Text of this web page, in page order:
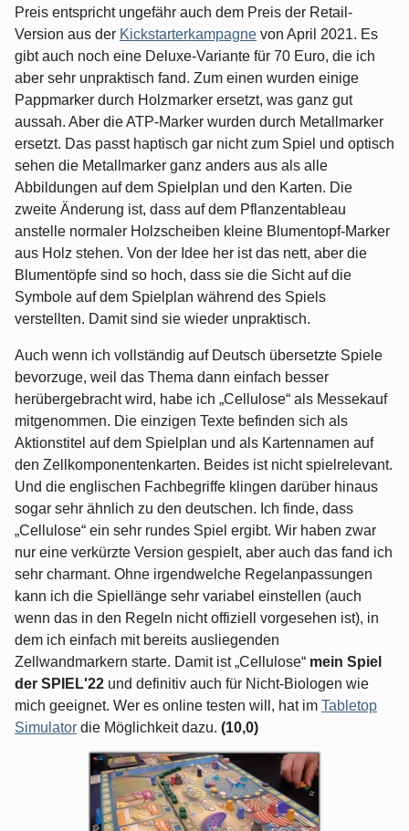
Preis entspricht ungefähr auch dem Preis der Retail-
Version aus der Kickstarterkampagne von April 2021. Es
gibt auch noch eine Deluxe-Variante für 70 Euro, die ich
aber sehr unpraktisch fand. Zum einen wurden einige
Pappmarker durch Holzmarker ersetzt, was ganz gut
aussah. Aber die ATP-Marker wurden durch Metallmarker
ersetzt. Das passt haptisch gar nicht zum Spiel und optisch
sehen die Metallmarker ganz anders aus als alle
Abbildungen auf dem Spielplan und den Karten. Die
zweite Änderung ist, dass auf dem Pflanzentableau
anstelle normaler Holzscheiben kleine Blumentopf-Marker
aus Holz stehen. Von der Idee her ist das nett, aber die
Blumentöpfe sind so hoch, dass sie die Sicht auf die
Symbole auf dem Spielplan während des Spiels
verstellten. Damit sind sie wieder unpraktisch.
Auch wenn ich vollständig auf Deutsch übersetzte Spiele
bevorzuge, weil das Thema dann einfach besser
herübergebracht wird, habe ich „Cellulose“ als Messekauf
mitgenommen. Die einzigen Texte befinden sich als
Aktionstitel auf dem Spielplan und als Kartennamen auf
den Zellkomponentenkarten. Beides ist nicht spielrelevant.
Und die englischen Fachbegriffe klingen darüber hinaus
sogar sehr ähnlich zu den deutschen. Ich finde, dass
„Cellulose“ ein sehr rundes Spiel ergibt. Wir haben zwar
nur eine verkürzte Version gespielt, aber auch das fand ich
sehr charmant. Ohne irgendwelche Regelanpassungen
kann ich die Spiellänge sehr variabel einstellen (auch
wenn das in den Regeln nicht offiziell vorgesehen ist), in
dem ich einfach mit bereits ausliegenden
Zellwandmarkern starte. Damit ist „Cellulose“ mein Spiel
der SPIEL'22 und definitiv auch für Nicht-Biologen wie
mich geeignet. Wer es online testen will, hat im Tabletop
Simulator die Möglichkeit dazu. (10,0)